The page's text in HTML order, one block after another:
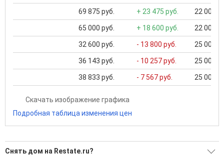
69 875 руб. + 23 475 руб. 22 000
65 000 руб. + 18 600 руб. 22 000
32 600 руб. - 13 800 руб. 25 000
36 143 руб. - 10 257 руб. 25 000
38 833 руб. - 7 567 руб. 25 000
Скачать изображение графика
Подробная таблица изменения цен
Снять дом на Restate.ru?